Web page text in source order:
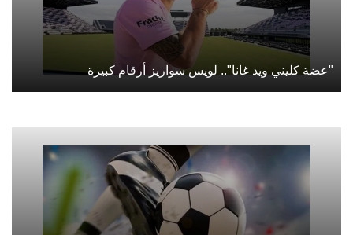
"عضة كليني ويد غانا".. لويس سواريز أرقام كبيرة